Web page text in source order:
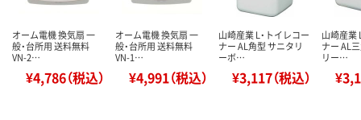
オーム電機 換気扇 一
般・台所用 送料無料
VN-2…
¥4,786（税込）
オーム電機 換気扇 一
般・台所用 送料無料
VN-1…
¥4,991（税込）
山崎産業 L・トイレコー
ナー AL角型 サニタリ
ーボ…
¥3,117（税込）
山崎産業
ナー AL
リー…